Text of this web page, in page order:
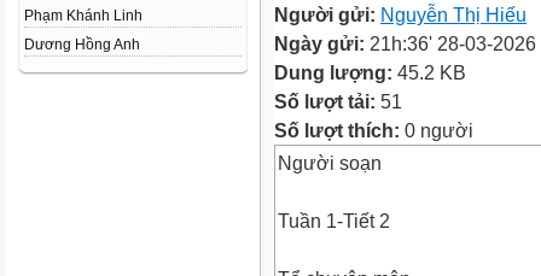
Phạm Khánh Linh
Dương Hồng Anh
Người gửi: Nguyễn Thị Hiếu
Ngày gửi: 21h:36' 28-03-2026
Dung lượng: 45.2 KB
Số lượt tải: 51
Số lượt thích: 0 người
Người soạn
Tuần 1-Tiết 2